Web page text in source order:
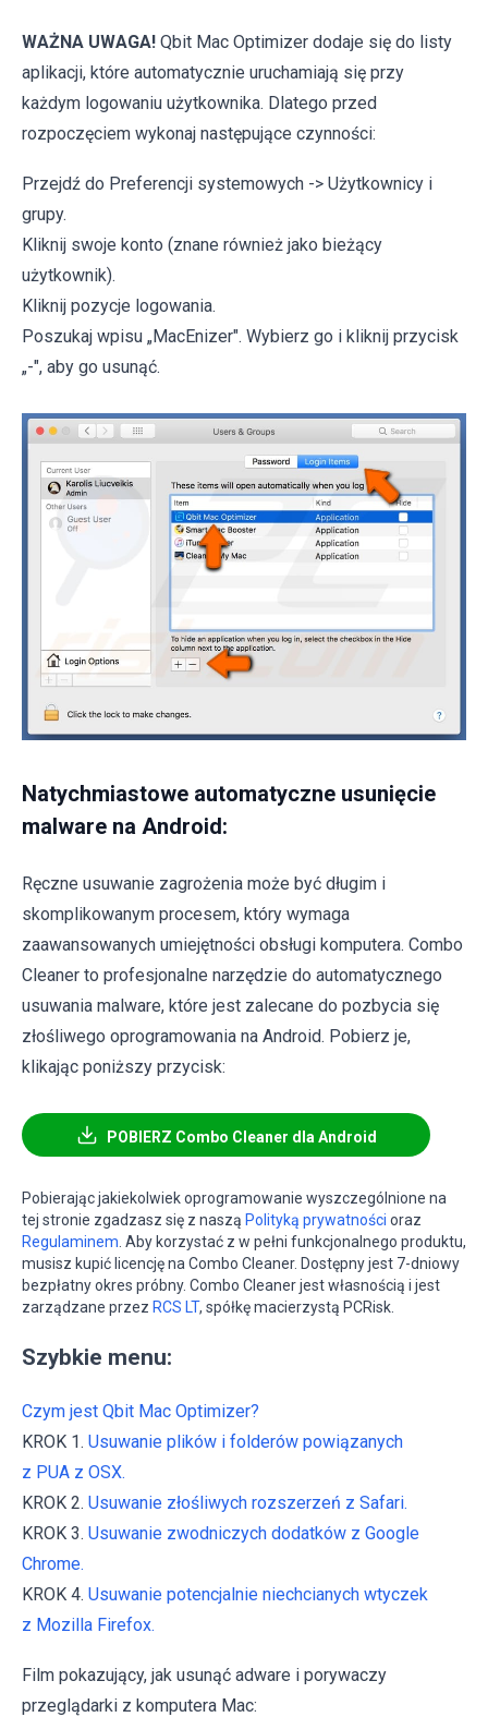
WAŻNA UWAGA! Qbit Mac Optimizer dodaje się do listy
aplikacji, które automatycznie uruchamiają się przy
każdym logowaniu użytkownika. Dlatego przed
rozpoczęciem wykonaj następujące czynności:
Przejdź do Preferencji systemowych -> Użytkownicy i
grupy.
Kliknij swoje konto (znane również jako bieżący
użytkownik).
Kliknij pozycje logowania.
Poszukaj wpisu „MacEnizer". Wybierz go i kliknij przycisk
„-", aby go usunąć.
Natychmiastowe automatyczne usunięcie
malware na Android:
Ręczne usuwanie zagrożenia może być długim i
skomplikowanym procesem, który wymaga
zaawansowanych umiejętności obsługi komputera. Combo
Cleaner to profesjonalne narzędzie do automatycznego
usuwania malware, które jest zalecane do pozbycia się
złośliwego oprogramowania na Android. Pobierz je,
klikając poniższy przycisk:
POBIERZ Combo Cleaner dla Android
Pobierając jakiekolwiek oprogramowanie wyszczególnione na
tej stronie zgadzasz się z naszą Polityką prywatności oraz
Regulaminem . Aby korzystać z w pełni funkcjonalnego produktu,
musisz kupić licencję na Combo Cleaner. Dostępny jest 7-dniowy
bezpłatny okres próbny. Combo Cleaner jest własnością i jest
zarządzane przez RCS LT, spółkę macierzystą PCRisk.
Szybkie menu:
Czym jest Qbit Mac Optimizer?
KROK 1. Usuwanie plików i folderów powiązanych
z PUA z OSX.
KROK 2. Usuwanie złośliwych rozszerzeń z Safari.
KROK 3. Usuwanie zwodniczych dodatków z Google
Chrome.
KROK 4. Usuwanie potencjalnie niechcianych wtyczek
z Mozilla Firefox.
Film pokazujący, jak usunąć adware i porywaczy
przeglądarki z komputera Mac: